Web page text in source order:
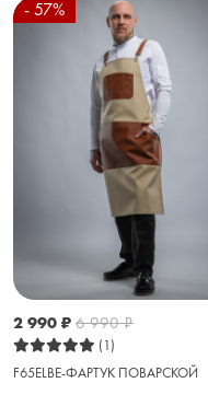
- 57%
2 990 ₽ 6 990₽
(1)
F65ELBE-ФАРТУК ПОВАРСКОЙ